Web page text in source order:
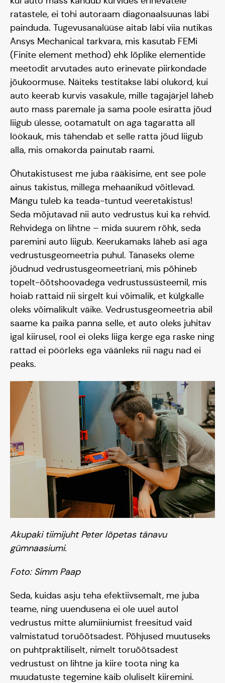
Kontakt
Meedia
ratastele, ei tohi autoraam diagonaalsuunas läbi
painduda. Tugevusanalüüse aitab läbi viia nutikas
Ansys Mechanical tarkvara, mis kasutab FEMi
(Finite element method) ehk lõplike elementide
meetodit arvutades auto erinevate piirkondade
jõukoormuse. Näiteks testitakse läbi olukord, kui
auto keerab kurvis vasakule, mille tagajärjel läheb
auto mass paremale ja sama poole esiratta jõud
liigub ülesse, ootamatult on aga tagaratta all
löökauk, mis tähendab et selle ratta jõud liigub
alla, mis omakorda painutab raami.
Õhutakistusest me juba rääkisime, ent see pole
ainus takistus, millega mehaanikud võitlevad.
Mängu tuleb ka teada-tuntud veeretakistus!
Seda mõjutavad nii auto vedrustus kui ka rehvid.
Rehvidega on lihtne – mida suurem rõhk, seda
paremini auto liigub. Keerukamaks läheb asi aga
vedrustusgeomeetria puhul. Tänaseks oleme
jõudnud vedrustusgeomeetriani, mis põhineb
topelt-õõtshoovadega vedrustussüsteemil, mis
hoiab rattaid nii sirgelt kui võimalik, et külgkalle
oleks võimalikult väike. Vedrustusgeomeetria abil
saame ka paika panna selle, et auto oleks juhitav
igal kiirusel, rool ei oleks liiga kerge ega raske ning
rattad ei pöörleks ega väänleks nii nagu nad ei
peaks.
Akupaki tiimijuht Peter lõpetas tänavu
gümnaasiumi.
Foto: Simm Paap
Seda, kuidas asju teha efektiivsemalt, me juba
teame, ning uuendusena ei ole uuel autol
vedrustus mitte alumiiniumist freesitud vaid
valmistatud toruõõtsadest. Põhjused muutuseks
on puhtpraktiliselt, nimelt toruõõtsadest
vedrustust on lihtne ja kiire toota ning ka
muudatuste tegemine käib oluliselt kiiremini.